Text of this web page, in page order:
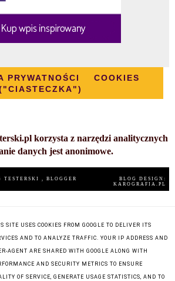
PRYWATNOŚCI
COOKIES
korzysta z narzędzi analitycznych
danych jest anonimowe.
TESTERSKI , BLOGGER
BLOG DESIGN:
KAROGRAFIA.PL
SITE USES COOKIES FROM GOOGLE TO DELIVER ITS
AND TO ANALYZE TRAFFIC. YOUR IP ADDRESS AND
AGENT ARE SHARED WITH GOOGLE ALONG WITH
AND SECURITY METRICS TO ENSURE
OF SERVICE, GENERATE USAGE STATISTICS, AND TO